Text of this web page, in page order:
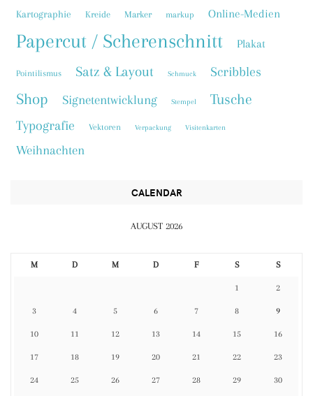
Kartographie Kreide Marker markup Online-Medien
Papercut / Scherenschnitt Plakat
Pointilismus Satz & Layout Schmuck Scribbles
Shop Signetentwicklung Stempel Tusche
Typografie Vektoren Verpackung Visitenkarten
Weihnachten
CALENDAR
AUGUST 2026
M D M D F S S
1 2
3 4 5 6 7 8 9
10 11 12 13 14 15 16
17 18 19 20 21 22 23
24 25 26 27 28 29 30